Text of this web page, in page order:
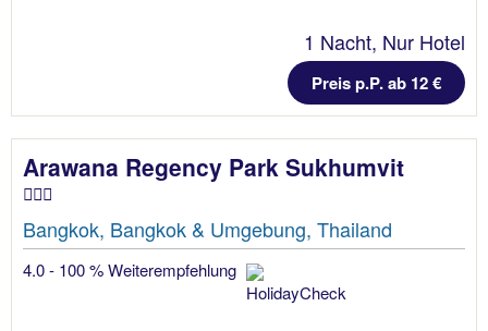
1 Nacht, Nur Hotel
Preis p.P. ab 12 €
Arawana Regency Park Sukhumvit
Bangkok, Bangkok & Umgebung, Thailand
4.0 - 100 % Weiterempfehlung